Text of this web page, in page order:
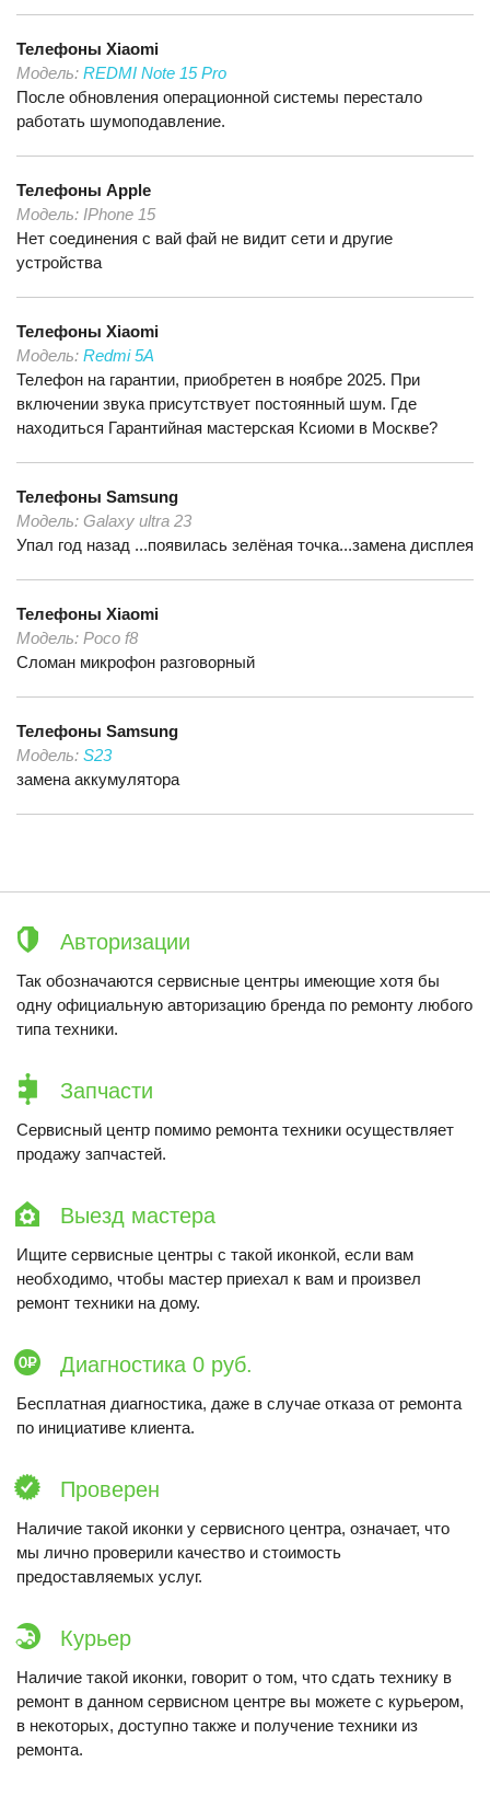
Телефоны Xiaomi
Модель: REDMI Note 15 Pro
После обновления операционной системы перестало
работать шумоподавление.
Телефоны Apple
Модель: IPhone 15
Нет соединения с вай фай не видит сети и другие
устройства
Телефоны Xiaomi
Модель: Redmi 5A
Телефон на гарантии, приобретен в ноябре 2025. При
включении звука присутствует постоянный шум. Где
находиться Гарантийная мастерская Ксиоми в Москве?
Телефоны Samsung
Модель: Galaxy ultra 23
Упал год назад ...появилась зелёная точка...замена дисплея
Телефоны Xiaomi
Модель: Poco f8
Сломан микрофон разговорный
Телефоны Samsung
Модель: S23
замена аккумулятора
Авторизации
Так обозначаются сервисные центры имеющие хотя бы
одну официальную авторизацию бренда по ремонту любого
типа техники.
Запчасти
Сервисный центр помимо ремонта техники осуществляет
продажу запчастей.
Выезд мастера
Ищите сервисные центры с такой иконкой, если вам
необходимо, чтобы мастер приехал к вам и произвел
ремонт техники на дому.
Диагностика 0 руб.
Бесплатная диагностика, даже в случае отказа от ремонта
по инициативе клиента.
Проверен
Наличие такой иконки у сервисного центра, означает, что
мы лично проверили качество и стоимость
предоставляемых услуг.
Курьер
Наличие такой иконки, говорит о том, что сдать технику в
ремонт в данном сервисном центре вы можете с курьером,
в некоторых, доступно также и получение техники из
ремонта.